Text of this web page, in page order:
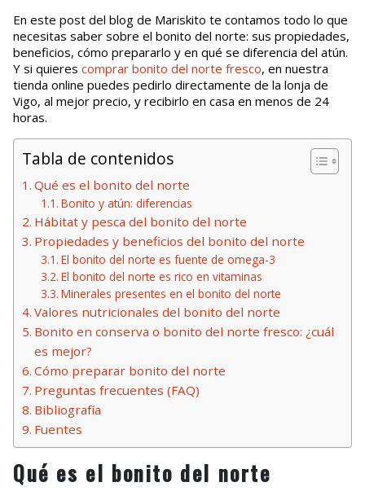
En este post del blog de Mariskito te contamos todo lo que
necesitas saber sobre el bonito del norte: sus propiedades,
beneficios, cómo prepararlo y en qué se diferencia del atún.
Y si quieres comprar bonito del norte fresco, en nuestra
tienda online puedes pedirlo directamente de la lonja de
Vigo, al mejor precio, y recibirlo en casa en menos de 24
horas.
Tabla de contenidos
Qué es el bonito del norte
Bonito y atún: diferencias
Hábitat y pesca del bonito del norte
Propiedades y beneficios del bonito del norte
El bonito del norte es fuente de omega-3
El bonito del norte es rico en vitaminas
Minerales presentes en el bonito del norte
Valores nutricionales del bonito del norte
Bonito en conserva o bonito del norte fresco: ¿cuál
es mejor?
Cómo preparar bonito del norte
Preguntas frecuentes (FAQ)
Bibliografía
Fuentes
Qué es el bonito del norte